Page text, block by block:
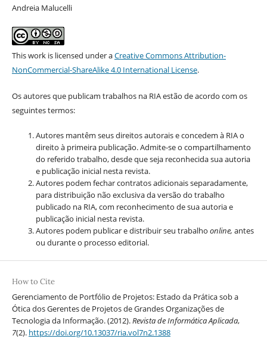
Andreia Malucelli
This work is licensed under aCreative Commons Attribution-
NonCommercial-ShareAlike 4.0 International License.
Os autores que publicam trabalhos na RIA estão de acordo com os
seguintes termos:
Autores mantêm seus direitos autorais e concedem à RIA o
direito à primeira publicação. Admite-se o compartilhamento
do referido trabalho, desde que seja reconhecida sua autoria
e publicação inicial nesta revista.
Autores podem fechar contratos adicionais separadamente,
para distribuição não exclusiva da versão do trabalho
publicado na RIA, com reconhecimento de sua autoria e
publicação inicial nesta revista.
Autores podem publicar e distribuir seu trabalho online, antes
ou durante o processo editorial.
How to Cite
Gerenciamento de Portfólio de Projetos: Estado da Prática sob a
Ótica dos Gerentes de Projetos de Grandes Organizações de
Tecnologia da Informação. (2012).Revista de Informática Aplicada,
7(2). https://doi.org/10.13037/ria.vol7n2.1388